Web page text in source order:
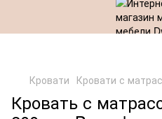
Кровати Кровати с
Кровать с